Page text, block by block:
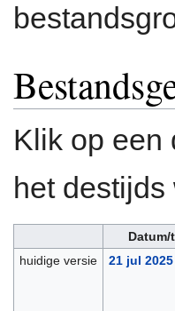
Klik op een
het destijds
Datum/
huidige versie
21 jul